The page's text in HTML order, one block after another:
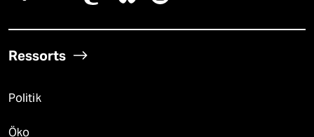
Ressorts
Politik
Öko